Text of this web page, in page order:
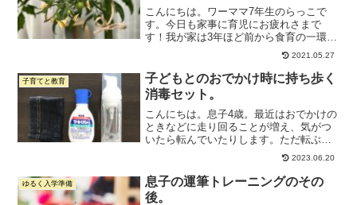
こんにちは。ワーママ7年生のらっこで
す。今日も家事に育児にお疲れさまで
す！我が家は3年ほど前から食育の一環と
して家庭菜園（ベランダ菜園）を始めま
した。今年はミニトマト、オクラ、バジ
ルを育てています。野菜ではないけど、
アサガオとヒマワリも育て...
2021.05.27
子育てと教育
子どもとのおでかけ時に持ち歩く
消毒セット。
こんにちは。息子4歳。最近はおでかけの
ときなどに走り回ることが増え、気がつ
いたら転んでいたりします。ただ転ぶだ
けならいいのですが、流血していること
も多々あり、、砂の上で転んだりすると
洗うのも大変だし、ばい菌も心配です。
最近おでかけのときの持...
2023.06.20
ゆるく入学準備
息子の運筆トレーニングのその
後。